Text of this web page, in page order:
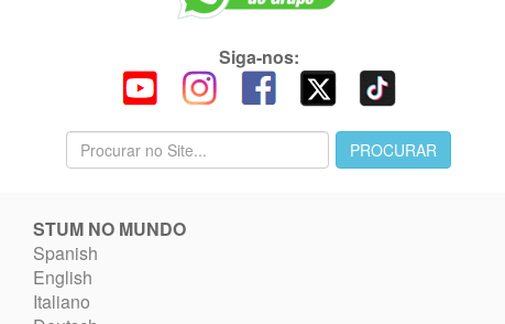
Siga-nos:
STUM NO MUNDO
Spanish
English
Italiano